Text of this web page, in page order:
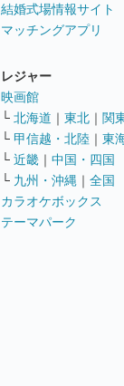
結婚式場情報サイト
マッチングアプリ
レジャー
映画館
└ 北海道 ｜ 東北 ｜ 関
└ 甲信越・北陸 ｜ 東
└ 近畿 ｜ 中国・四国
└ 九州・沖縄 ｜ 全国
カラオケボックス
テーマパーク